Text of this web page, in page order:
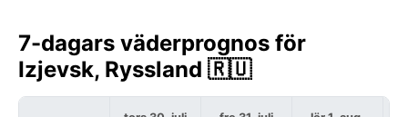
7-dagars väderprognos för
Izjevsk, Ryssland 🇷🇺